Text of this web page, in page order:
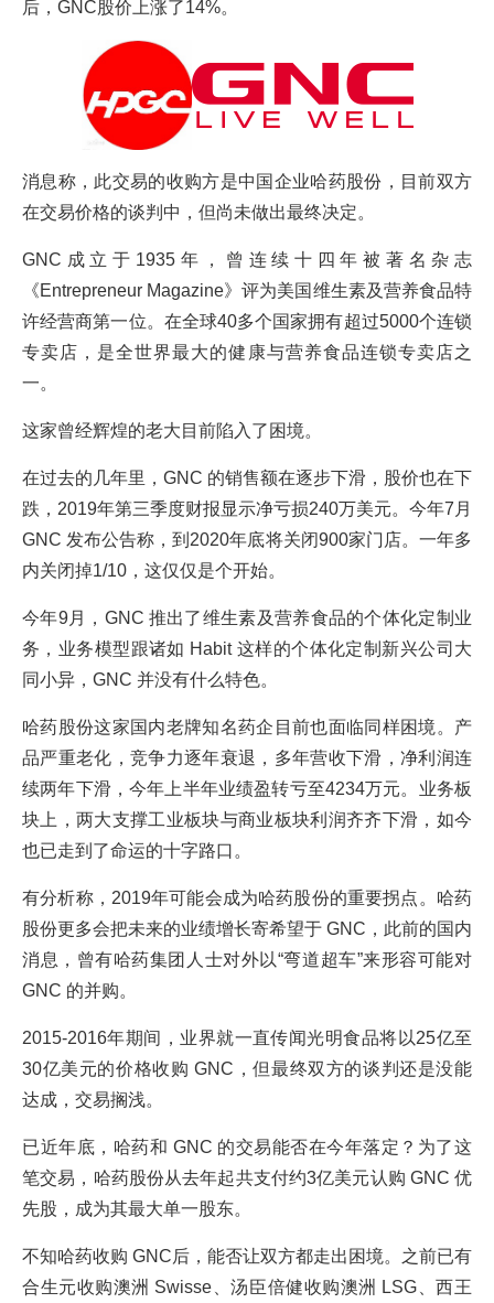
后，GNC股价上涨了14%。
消息称，此交易的收购方是中国企业哈药股份，目前双方
在交易价格的谈判中，但尚未做出最终决定。
GNC成立于1935年，曾连续十四年被著名杂志
《Entrepreneur Magazine》评为美国维生素及营养食品特
许经营商第一位。在全球40多个国家拥有超过5000个连锁
专卖店，是全世界最大的健康与营养食品连锁专卖店之
一。
这家曾经辉煌的老大目前陷入了困境。
在过去的几年里，GNC 的销售额在逐步下滑，股价也在下
跌，2019年第三季度财报显示净亏损240万美元。今年7月
GNC 发布公告称，到2020年底将关闭900家门店。一年多
内关闭掉1/10，这仅仅是个开始。
今年9月，GNC 推出了维生素及营养食品的个体化定制业
务，业务模型跟诸如 Habit 这样的个体化定制新兴公司大
同小异，GNC 并没有什么特色。
哈药股份这家国内老牌知名药企目前也面临同样困境。产
品严重老化，竞争力逐年衰退，多年营收下滑，净利润连
续两年下滑，今年上半年业绩盈转亏至4234万元。业务板
块上，两大支撑工业板块与商业板块利润齐齐下滑，如今
也已走到了命运的十字路口。
有分析称，2019年可能会成为哈药股份的重要拐点。哈药
股份更多会把未来的业绩增长寄希望于 GNC，此前的国内
消息，曾有哈药集团人士对外以“弯道超车”来形容可能对
GNC 的并购。
2015-2016年期间，业界就一直传闻光明食品将以25亿至
30亿美元的价格收购 GNC，但最终双方的谈判还是没能
达成，交易搁浅。
已近年底，哈药和 GNC 的交易能否在今年落定？为了这
笔交易，哈药股份从去年起共支付约3亿美元认购 GNC 优
先股，成为其最大单一股东。
不知哈药收购 GNC后，能否让双方都走出困境。之前已有
合生元收购澳洲 Swisse、汤臣倍健收购澳洲 LSG、西王